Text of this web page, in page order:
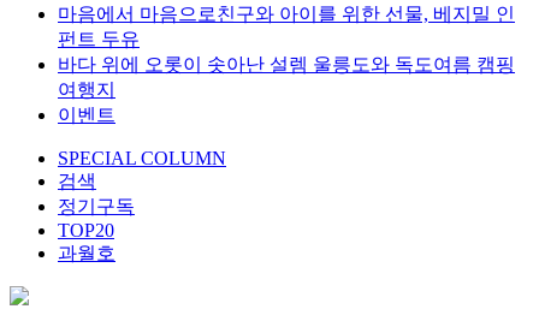
마음에서 마음으로친구와 아이를 위한 선물, 베지밀 인
펀트 두유
바다 위에 오롯이 솟아난 설렘 울릉도와 독도여름 캠핑
여행지
이벤트
SPECIAL COLUMN
검색
정기구독
TOP20
과월호